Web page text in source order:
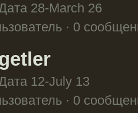
28-March 26
· 0
12-July 13
· 0